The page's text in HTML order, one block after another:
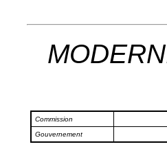
Commission
Gouvernement